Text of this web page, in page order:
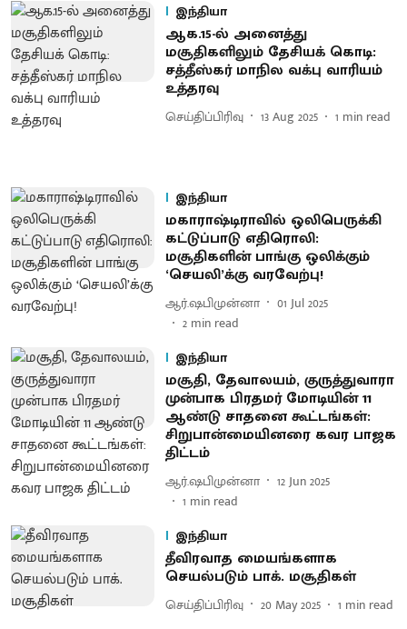
இந்தியா
ஆக.15-ல் அனைத்து
மசூதிகளிலும் தேசியக் கொடி:
சத்தீஸ்கர் மாநில வக்பு வாரியம்
உத்தரவு
செய்திப்பிரிவு 13 Aug 2025 1 min read
இந்தியா
மகாராஷ்டிராவில் ஒலிபெருக்கி
கட்டுப்பாடு எதிரொலி:
மசூதிகளின் பாங்கு ஒலிக்கும்
‘செயலி’க்கு வரவேற்பு!
ஆர்.ஷபிமுன்னா
01 Jul 2025
2 min read
இந்தியா
மசூதி, தேவாலயம், குருத்துவாரா
முன்பாக பிரதமர் மோடியின் 11
ஆண்டு சாதனை கூட்டங்கள்:
சிறுபான்மையினரை கவர பாஜக
திட்டம்
ஆர்.ஷபிமுன்னா
12 Jun 2025
1 min read
இந்தியா
தீவிரவாத மையங்களாக
செயல்படும் பாக். மசூதிகள்
செய்திப்பிரிவு 20 May 2025 1 min read